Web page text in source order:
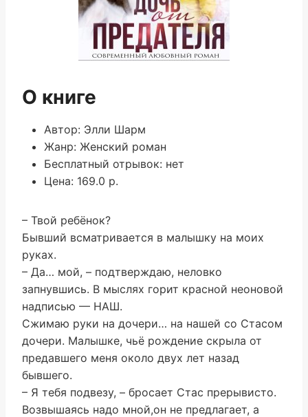
О книге
Автор: Элли Шарм
Жанр: Женский роман
Бесплатный отрывок: нет
Цена: 169.0 р.
– Твой ребёнок?
Бывший всматривается в малышку на моих
руках.
– Да… мой, – подтверждаю, неловко
запнувшись. В мыслях горит красной неоновой
надписью — НАШ.
Сжимаю руки на дочери… на нашей со Стасом
дочери. Малышке, чьё рождение скрыла от
предавшего меня около двух лет назад
бывшего.
– Я тебя подвезу, – бросает Стас прерывисто.
Возвышаясь надо мной,он не предлагает, а